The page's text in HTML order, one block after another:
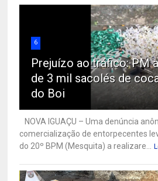
6
Prejuízo ao tráfico: PM
de 3 mil sacolés de
do Boi
NOVA IGUAÇU – Uma denúncia
comercialização de entorpecentes
do 20º BPM (Mesquita) a realizare...